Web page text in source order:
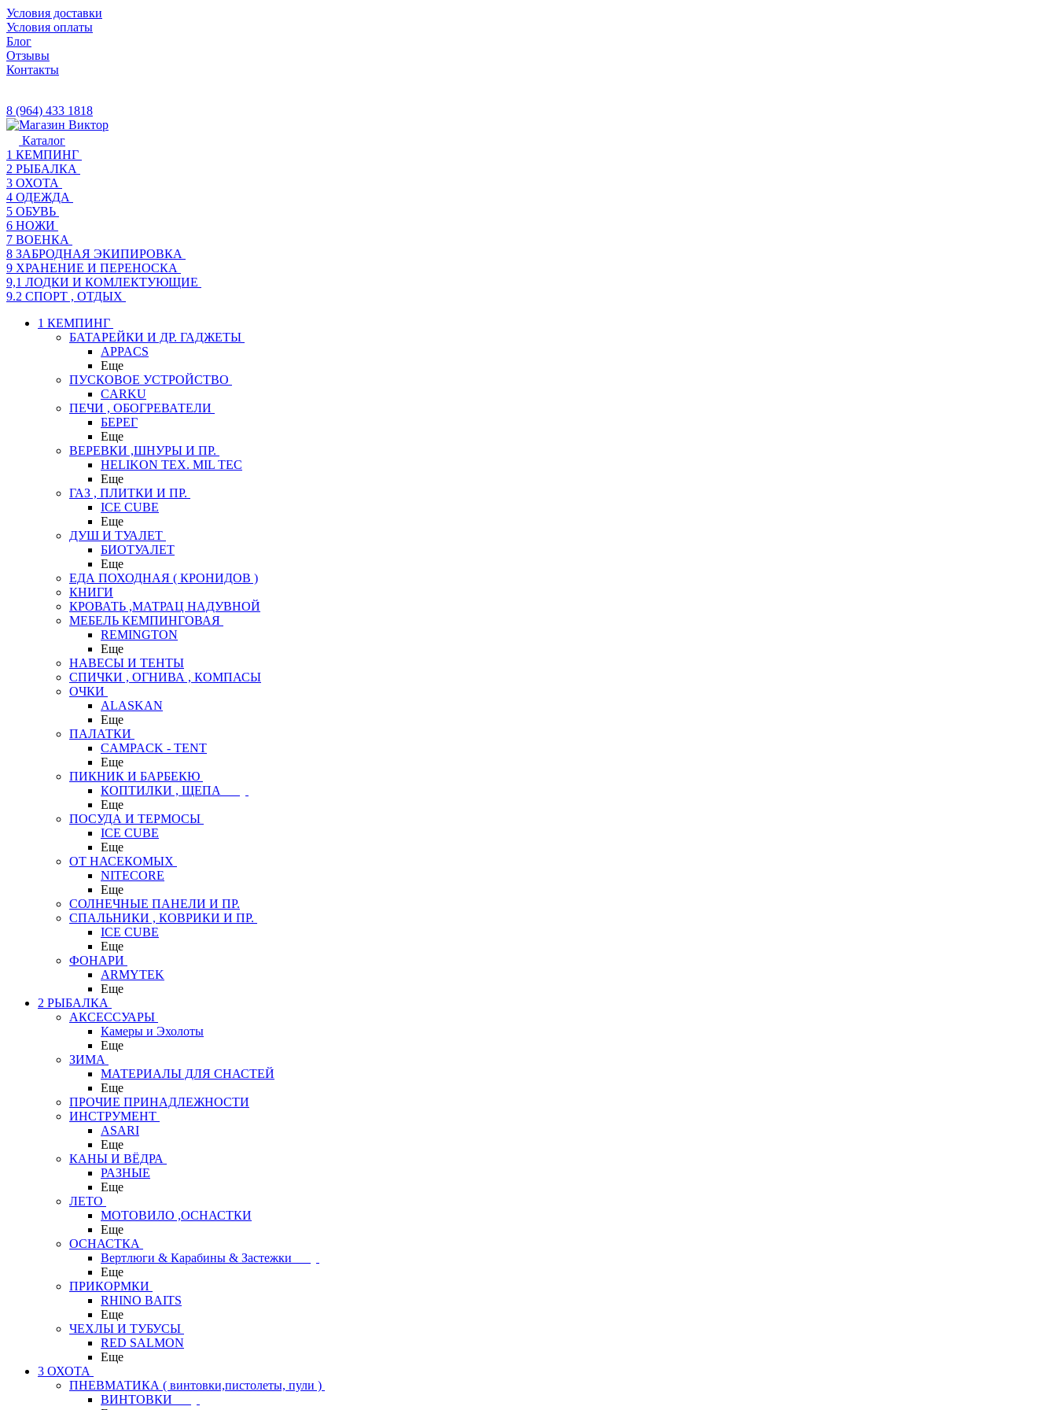
Условия доставки
Условия оплаты
Блог
Отзывы
Контакты
8 (964) 433 1818
Каталог
1 КЕМПИНГ
2 РЫБАЛКА
3 ОХОТА
4 ОДЕЖДА
5 ОБУВЬ
6 НОЖИ
7 ВОЕНКА
8 ЗАБРОДНАЯ ЭКИПИРОВКА
9 ХРАНЕНИЕ И ПЕРЕНОСКА
9,1 ЛОДКИ И КОМЛЕКТУЮЩИЕ
9.2 СПОРТ , ОТДЫХ
1 КЕМПИНГ
БАТАРЕЙКИ И ДР. ГАДЖЕТЫ
APPACS
Еще
ПУСКОВОЕ УСТРОЙСТВО
CARKU
ПЕЧИ , ОБОГРЕВАТЕЛИ
БЕРЕГ
Еще
ВЕРЕВКИ ,ШНУРЫ И ПР.
HELIKON TEX. MIL TEC
Еще
ГАЗ , ПЛИТКИ И ПР.
ICE CUBE
Еще
ДУШ И ТУАЛЕТ
БИОТУАЛЕТ
Еще
ЕДА ПОХОДНАЯ ( КРОНИДОВ )
КНИГИ
КРОВАТЬ ,МАТРАЦ НАДУВНОЙ
МЕБЕЛЬ КЕМПИНГОВАЯ
REMINGTON
Еще
НАВЕСЫ И ТЕНТЫ
СПИЧКИ , ОГНИВА , КОМПАСЫ
ОЧКИ
ALASKAN
Еще
ПАЛАТКИ
CAMPACK - TENT
Еще
ПИКНИК И БАРБЕКЮ
КОПТИЛКИ , ЩЕПА
Еще
ПОСУДА И ТЕРМОСЫ
ICE CUBE
Еще
ОТ НАСЕКОМЫХ
NITECORE
Еще
СОЛНЕЧНЫЕ ПАНЕЛИ И ПР.
СПАЛЬНИКИ , КОВРИКИ И ПР.
ICE CUBE
Еще
ФОНАРИ
ARMYTEK
Еще
2 РЫБАЛКА
АКСЕССУАРЫ
Камеры и Эхолоты
Еще
ЗИМА
МАТЕРИАЛЫ ДЛЯ СНАСТЕЙ
Еще
ПРОЧИЕ ПРИНАДЛЕЖНОСТИ
ИНСТРУМЕНТ
ASARI
Еще
КАНЫ И ВЁДРА
РАЗНЫЕ
Еще
ЛЕТО
МОТОВИЛО ,ОСНАСТКИ
Еще
ОСНАСТКА
Вертлюги & Карабины & Застежки
Еще
ПРИКОРМКИ
RHINO BAITS
Еще
ЧЕХЛЫ И ТУБУСЫ
RED SALMON
Еще
3 ОХОТА
ПНЕВМАТИКА ( винтовки,пистолеты, пули )
ВИНТОВКИ